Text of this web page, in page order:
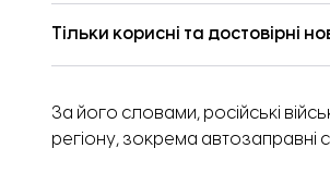
Тільки корисні та достовірні
За його словами, російські
регіону, зокрема автозаправні